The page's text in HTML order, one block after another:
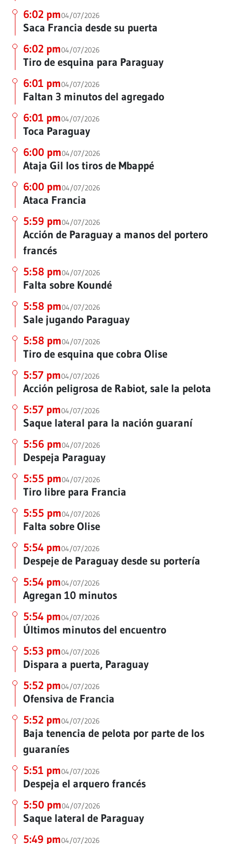
6:02 pm04/07/2026
Saca Francia desde su puerta
6:02 pm04/07/2026
Tiro de esquina para Paraguay
6:01 pm04/07/2026
Faltan 3 minutos del agregado
6:01 pm04/07/2026
Toca Paraguay
6:00 pm04/07/2026
Ataja Gil los tiros de Mbappé
6:00 pm04/07/2026
Ataca Francia
5:59 pm04/07/2026
Acción de Paraguay a manos del portero
francés
5:58 pm04/07/2026
Falta sobre Koundé
5:58 pm04/07/2026
Sale jugando Paraguay
5:58 pm04/07/2026
Tiro de esquina que cobra Olise
5:57 pm04/07/2026
Acción peligrosa de Rabiot, sale la pelota
5:57 pm04/07/2026
Saque lateral para la nación guaraní
5:56 pm04/07/2026
Despeja Paraguay
5:55 pm04/07/2026
Tiro libre para Francia
5:55 pm04/07/2026
Falta sobre Olise
5:54 pm04/07/2026
Despeje de Paraguay desde su portería
5:54 pm04/07/2026
Agregan 10 minutos
5:54 pm04/07/2026
Últimos minutos del encuentro
5:53 pm04/07/2026
Dispara a puerta, Paraguay
5:52 pm04/07/2026
Ofensiva de Francia
5:52 pm04/07/2026
Baja tenencia de pelota por parte de los
guaraníes
5:51 pm04/07/2026
Despeja el arquero francés
5:50 pm04/07/2026
Saque lateral de Paraguay
5:49 pm04/07/2026